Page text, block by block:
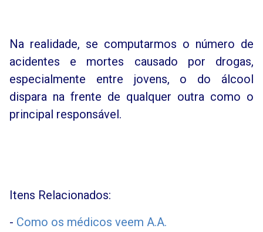
Na realidade, se computarmos o número de
acidentes e mortes causado por drogas,
especialmente entre jovens, o do álcool
dispara na frente de qualquer outra como o
principal responsável.
Itens Relacionados:
- Como os médicos veem A.A.